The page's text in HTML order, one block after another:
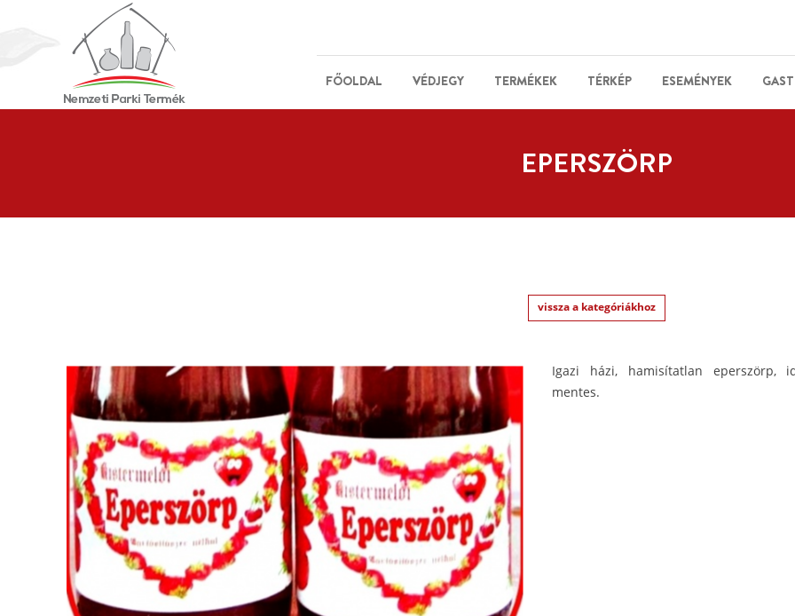
FŐOLDAL VÉDJEGY TERMÉKEK TÉRKÉP ESEMÉNYEK
EPERSZÖRP
vissza a kategóriákhoz
Igazi házi, hamisítatlan eperszörp,
mentes.